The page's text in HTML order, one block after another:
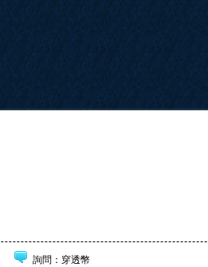
詢問 ：穿透幣